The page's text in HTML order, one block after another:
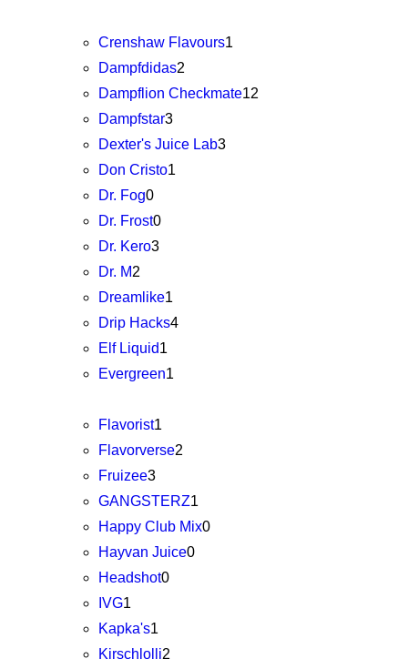
Crenshaw Flavours1
Dampfdidas2
Dampflion Checkmate12
Dampfstar3
Dexter's Juice Lab3
Don Cristo1
Dr. Fog0
Dr. Frost0
Dr. Kero3
Dr. M2
Dreamlike1
Drip Hacks4
Elf Liquid1
Evergreen1
Flavorist1
Flavorverse2
Fruizee3
GANGSTERZ1
Happy Club Mix0
Hayvan Juice0
Headshot0
IVG1
Kapka's1
Kirschlolli2